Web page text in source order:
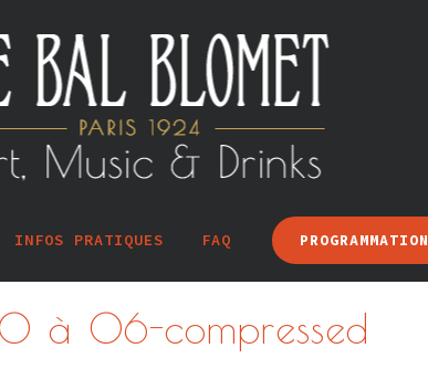
INFOS PRATIQUES FAQ PROGRAMMATION
à 06-compressed